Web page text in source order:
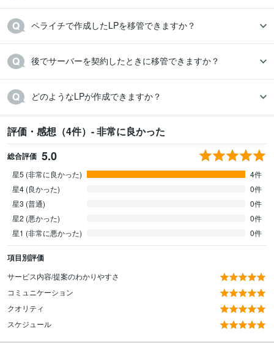
ペライチで作成したLPを移管できますか？
後でサーバーを契約したときに移管できますか？
どのようなLPが作成できますか？
評価・感想（4件）- 非常に良かった
総合評価 5.0
星5 (非常に良かった)
4件
星4 (良かった)
0件
星3 (普通)
0件
星2 (悪かった)
0件
星1 (非常に悪かった)
0件
項目別評価
サービス内容/提案のわかりやすさ
コミュニケーション
クオリティ
スケジュール